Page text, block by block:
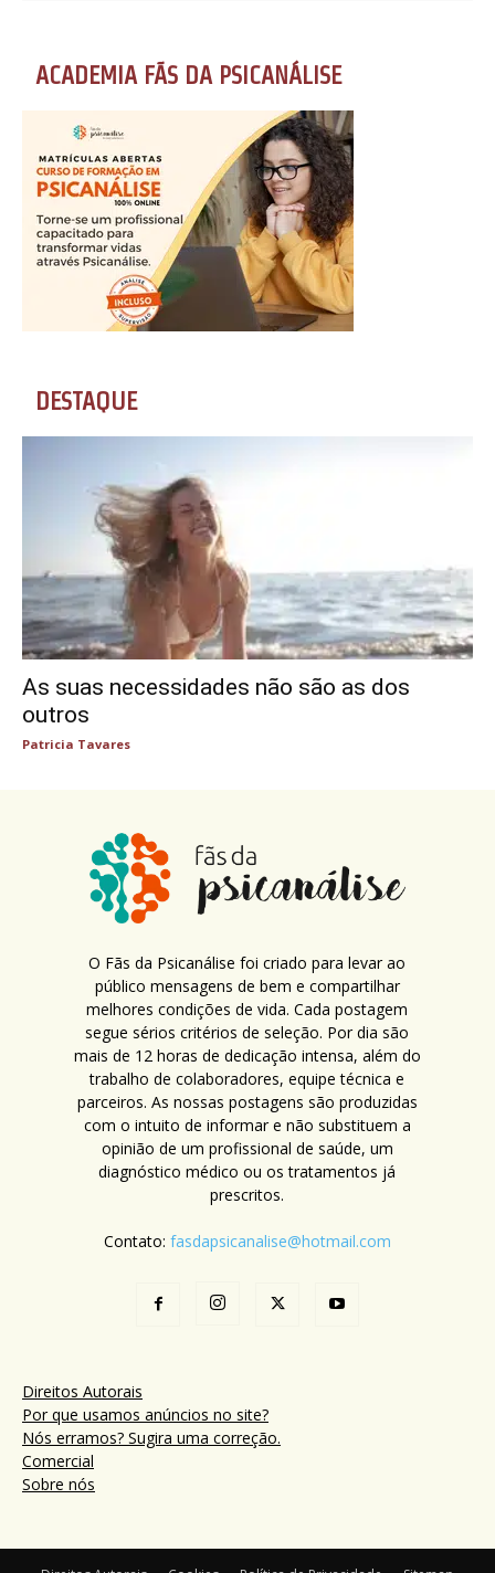
ACADEMIA FÃS DA PSICANÁLISE
DESTAQUE
As suas necessidades não são as dos
outros
Patricia Tavares
O Fãs da Psicanálise foi criado para levar ao
público mensagens de bem e compartilhar
melhores condições de vida. Cada postagem
segue sérios critérios de seleção. Por dia são
mais de 12 horas de dedicação intensa, além do
trabalho de colaboradores, equipe técnica e
parceiros. As nossas postagens são produzidas
com o intuito de informar e não substituem a
opinião de um profissional de saúde, um
diagnóstico médico ou os tratamentos já
prescritos.
Contato: fasdapsicanalise@hotmail.com
Direitos Autorais
Por que usamos anúncios no site?
Nós erramos? Sugira uma correção.
Comercial
Sobre nós